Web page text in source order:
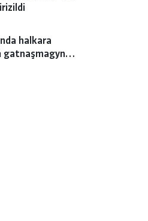
halkara
gatnaşmagynda